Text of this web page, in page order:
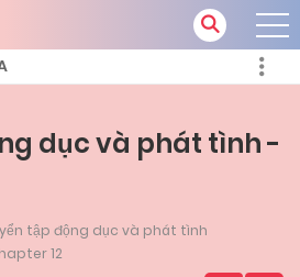
dục và phát tình -
tập động dục và phát tình
12